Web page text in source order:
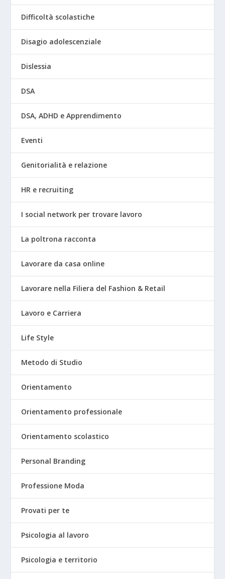
Difficoltà scolastiche
Disagio adolescenziale
Dislessia
DSA
DSA, ADHD e Apprendimento
Eventi
Genitorialità e relazione
HR e recruiting
I social network per trovare lavoro
La poltrona racconta
Lavorare da casa online
Lavorare nella Filiera del Fashion & Retail
Lavoro e Carriera
Life Style
Metodo di Studio
Orientamento
Orientamento professionale
Orientamento scolastico
Personal Branding
Professione Moda
Provati per te
Psicologia al lavoro
Psicologia e territorio